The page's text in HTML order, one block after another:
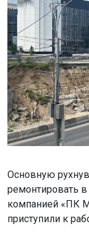
Основную
ремонтировать
компанией «ПК
приступили к